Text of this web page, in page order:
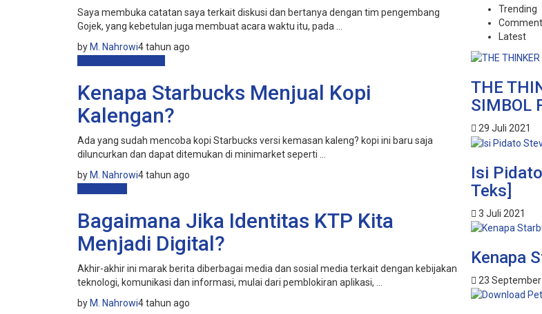
Saya membuka catatan saya terkait diskusi dan bertanya dengan tim pengembang
Gojek, yang kebetulan juga membuat acara waktu itu, pada ...
by M. Nahrowi4 tahun ago
Kenapa Starbucks Menjual Kopi
Kalengan?
Ada yang sudah mencoba kopi Starbucks versi kemasan kaleng? kopi ini baru saja
diluncurkan dan dapat ditemukan di minimarket seperti ...
by M. Nahrowi4 tahun ago
Bagaimana Jika Identitas KTP Kita
Menjadi Digital?
Akhir-akhir ini marak berita diberbagai media dan sosial media terkait dengan kebijakan
teknologi, komunikasi dan informasi, mulai dari pemblokiran aplikasi, ...
by M. Nahrowi4 tahun ago
Trending
Latest
THE
SIMBOL
29 Juli 2021
Isi
Teks]
3 Juli 2021
Kenapa
23